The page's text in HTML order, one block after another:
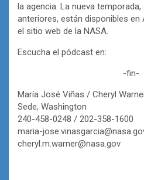
la agencia. La nueva
anteriores, están disponibles
el sitio web de la NASA.
Escucha el pódcast en:
-fin-
María José Viñas / Cheryl
Sede, Washington
240-458-0248 / 202-358-1600
maria-
cheryl.m.warner@nasa.gov